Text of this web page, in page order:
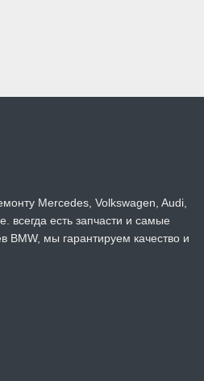
Mercedes, Volkswagen, Audi,
всегда есть запчасти и самые
BMW, мы гарантируем качество и